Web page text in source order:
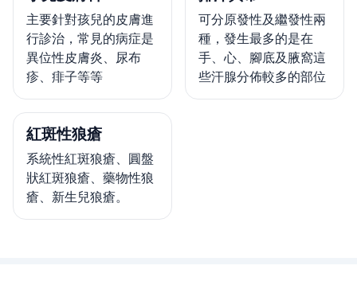
主要針對孩兒的皮膚進
行診治，常見的病症是
異位性皮膚炎、尿布
疹、痱子等等
可分原發性及繼發性兩
種，發生最多的是在
手、心、腳底及腋窩這
些汗腺分佈較多的部位
紅斑性狼瘡
系統性紅斑狼瘡、圓盤
狀紅斑狼瘡、藥物性狼
瘡、新生兒狼瘡。